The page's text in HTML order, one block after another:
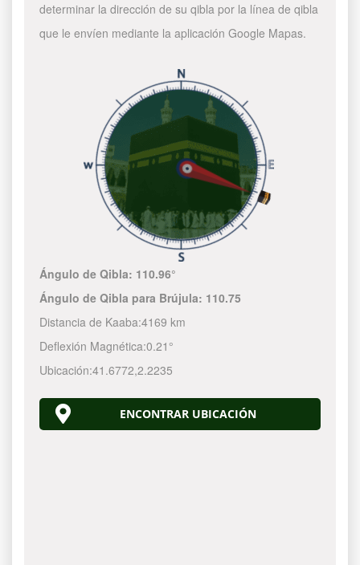
determinar la dirección de su qibla por la línea de qibla
que le envíen mediante la aplicación Google Mapas.
Ángulo de Qibla: 110.96°
Ángulo de Qibla para Brújula: 110.75
Distancia de Kaaba:4169 km
Deflexión Magnética:0.21°
Ubicación:41.6772,2.2235
ENCONTRAR UBICACIÓN